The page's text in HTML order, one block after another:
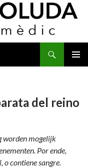
del reino
worden mogelijk
Por ende,
contiene sangre.